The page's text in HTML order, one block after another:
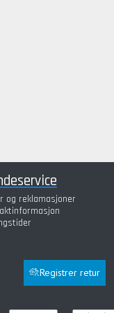
og reklamasjoner
Registrer retur